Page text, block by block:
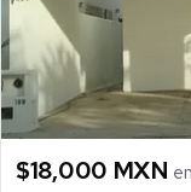
$18,000 MXN